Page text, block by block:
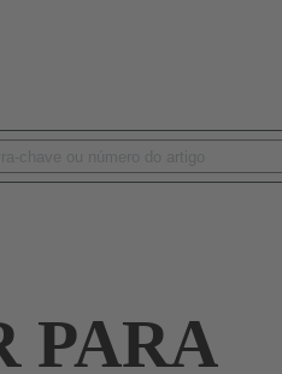
PARA